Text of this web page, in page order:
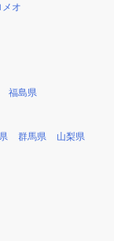
オ
福島県
群馬県 山梨県